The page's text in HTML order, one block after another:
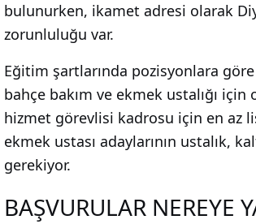
bulunurken, ikamet adresi olarak
zorunluluğu var.
Eğitim şartlarında pozisyonlara
bahçe bakım ve ekmek ustalığı
hizmet görevlisi kadrosu için en az
ekmek ustası adaylarının ustalık,
gerekiyor.
BAŞVURULAR NEREYE